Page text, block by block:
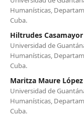
Humanísticas,
Cuba.
Hiltrudes
Universidad de
Humanísticas,
Cuba.
Maritza Maure López
Universidad de
Humanísticas,
Cuba.